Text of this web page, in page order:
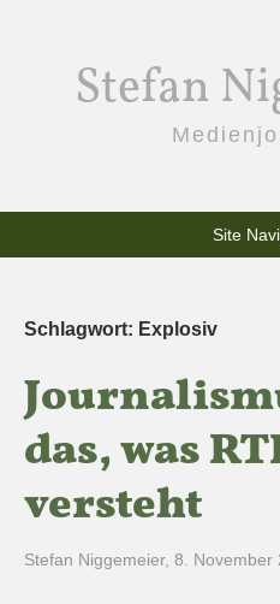
Stefan
Site
Schlagwort: Explosiv
das, was
versteht
Stefan Niggemeier, 8. November